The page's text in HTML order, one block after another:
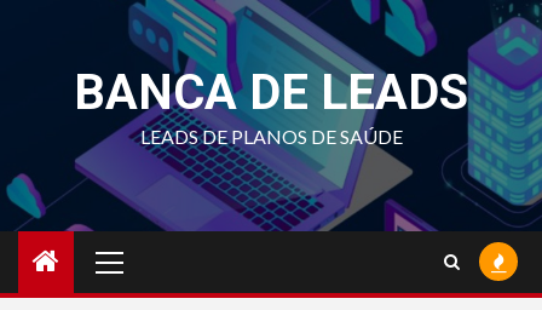
BANCA DE LEADS
LEADS DE PLANOS DE SAÚDE
Menu
Vale a Pena Comprar Leads de
Planos de Saúde? Descubra
Quando o Investimento
Compensa
7 Erros que Impedem
Corretores de Planos de
Saúde de Fechar Mais Vendas
5